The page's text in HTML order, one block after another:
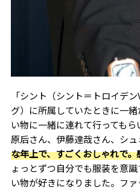
「シント（シント＝トロイデ
グ）に所属していたときに一
い物に一緒に連れて行っても
原后さん、伊藤達哉さん、シュ
な年上で、すごくおしゃれで
ょっとずつ自分でも服装を意
い物が好きになりました。フ